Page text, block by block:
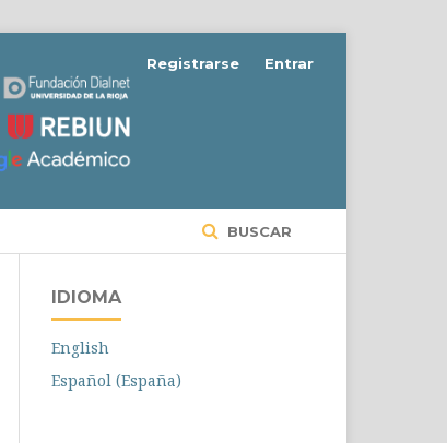
BUSCAR
Registrarse Entrar
IDIOMA
English
Español (España)